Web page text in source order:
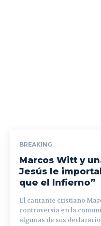
BREAKING
Marcos Witt y
Jesús le
que el Infierno”
El cantante cristiano
controversia en la
algunas de sus